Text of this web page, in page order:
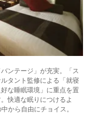
ンテージ」が充実。「ス
タント監修による「就寝
な睡眠環境」に重点を置
快適な眠りにつけるよ
から自由にチョイス。